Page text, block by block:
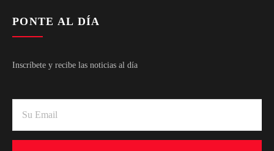
PONTE AL DÍA
Inscríbete y recibe las noticias al día